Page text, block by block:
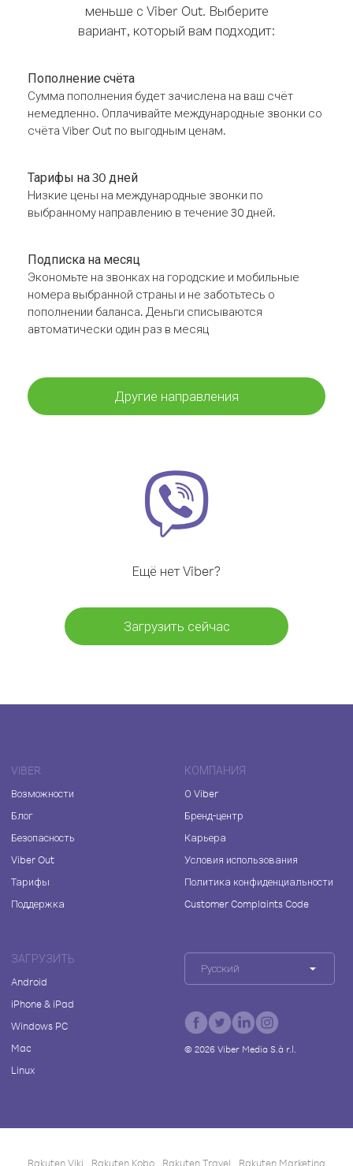
меньше с Viber Out. Выберите
вариант, который вам подходит:
Пополнение счёта
Сумма пополнения будет зачислена на ваш счёт
немедленно. Оплачивайте международные звонки со
счёта Viber Out по выгодным ценам.
Тарифы на 30 дней
Низкие цены на международные звонки по
выбранному направлению в течение 30 дней.
Подписка на месяц
Экономьте на звонках на городские и мобильные
номера выбранной страны и не заботьтесь о
пополнении баланса. Деньги списываются
автоматически один раз в месяц
Другие направления
Ещё нет Viber?
Загрузить сейчас
VIBER
Возможности
Блог
Безопасность
Viber Out
Тарифы
Поддержка
КОМПАНИЯ
О Viber
Бренд-центр
Карьера
Условия использования
Политика конфиденциальности
Customer Complaints Code
ЗАГРУЗИТЬ
Android
iPhone & iPad
Windows PC
Mac
Linux
Русский
© 2026Viber Media S.à r.l.
Rakuten Viki Rakuten Kobo Rakuten Travel Rakuten Marketing